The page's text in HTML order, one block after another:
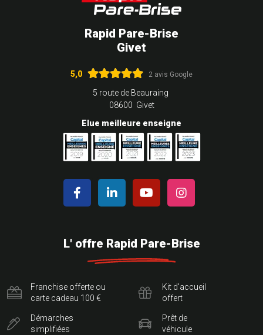
Rapid Pare-Brise
Givet
5,0 2 avis Google
5 route de Beauraing
08600 Givet
Elue meilleure enseigne
L' offre Rapid Pare-Brise
Franchise offerte ou
carte cadeau 100 €
Démarches
simplifiées
Kit d'accueil
offert
Prêt de
véhicule